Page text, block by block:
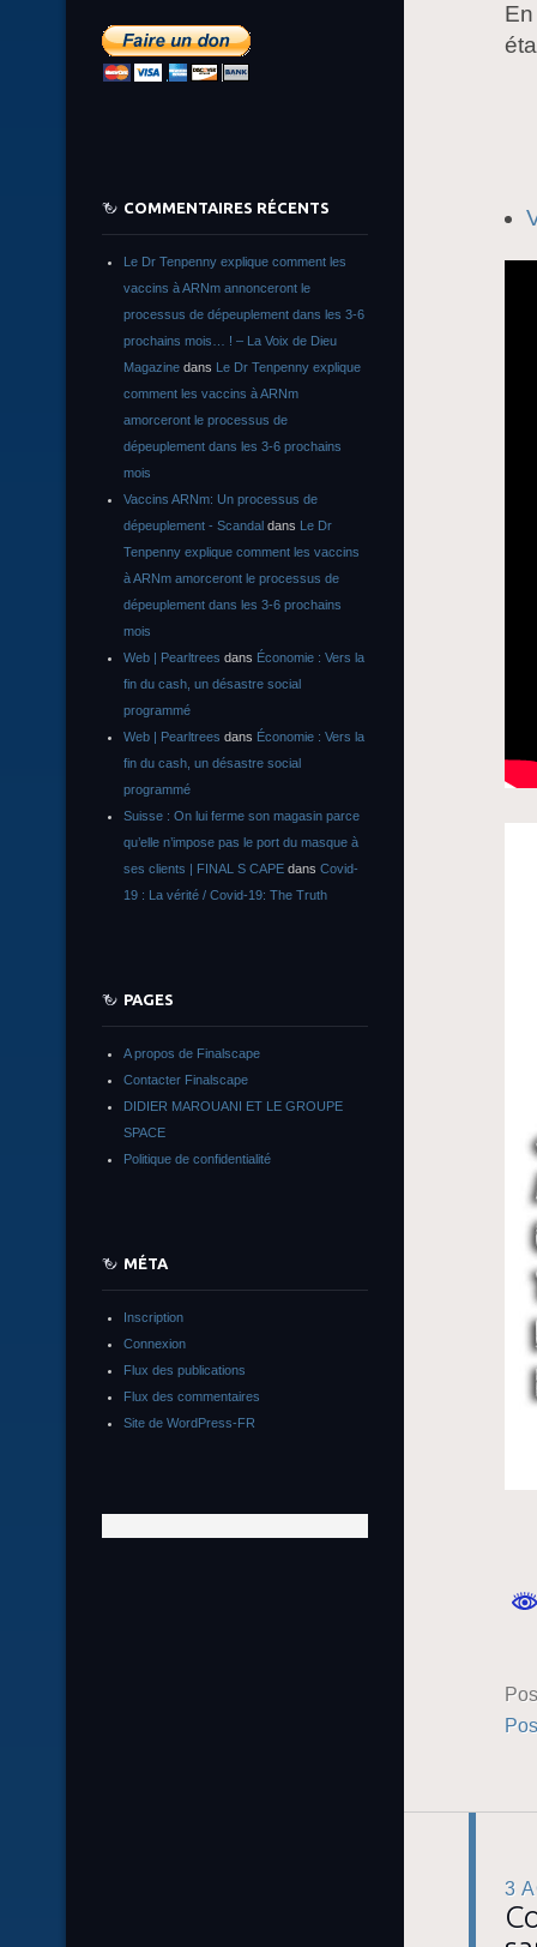
3
COMMENTAIRES RÉCENTS
Le Dr Tenpenny explique comment les
vaccins à ARNm annonceront le
processus de dépeuplement dans les 3-6
prochains mois… ! – La Voix de Dieu
Magazine dans Le Dr Tenpenny explique
comment les vaccins à ARNm
amorceront le processus de
dépeuplement dans les 3-6 prochains
mois
Vaccins ARNm: Un processus de
dépeuplement - Scandal dans Le Dr
Tenpenny explique comment les vaccins
à ARNm amorceront le processus de
dépeuplement dans les 3-6 prochains
mois
Web | Pearltrees dans Économie : Vers la
fin du cash, un désastre social
programmé
Web | Pearltrees dans Économie : Vers la
fin du cash, un désastre social
programmé
Suisse : On lui ferme son magasin parce
qu’elle n’impose pas le port du masque à
ses clients | FINAL S CAPE dans Covid-
19 : La vérité / Covid-19: The Truth
PAGES
A propos de Finalscape
Contacter Finalscape
DIDIER MAROUANI ET LE GROUPE
SPACE
Politique de confidentialité
MÉTA
Inscription
Connexion
Flux des publications
Flux des commentaires
Site de WordPress-FR